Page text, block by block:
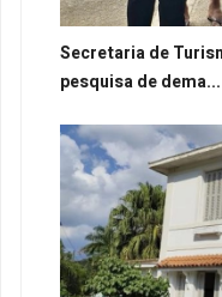
Secretaria de
pesquisa de dema...